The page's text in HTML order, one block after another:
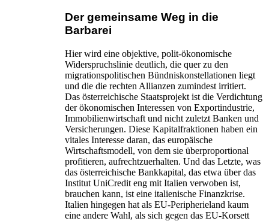
Der gemeinsame Weg in die
Barbarei
Hier wird eine objektive, polit-ökonomische
Widerspruchslinie deutlich, die quer zu den
migrationspolitischen Bündniskonstellationen liegt
und die die rechten Allianzen zumindest irritiert.
Das österreichische Staatsprojekt ist die Verdichtung
der ökonomischen Interessen von Exportindustrie,
Immobilienwirtschaft und nicht zuletzt Banken und
Versicherungen. Diese Kapitalfraktionen haben ein
vitales Interesse daran, das europäische
Wirtschaftsmodell, von dem sie überproportional
profitieren, aufrechtzuerhalten. Und das Letzte, was
das österreichische Bankkapital, das etwa über das
Institut UniCredit eng mit Italien verwoben ist,
brauchen kann, ist eine italienische Finanzkrise.
Italien hingegen hat als EU-Peripherieland kaum
eine andere Wahl, als sich gegen das EU-Korsett